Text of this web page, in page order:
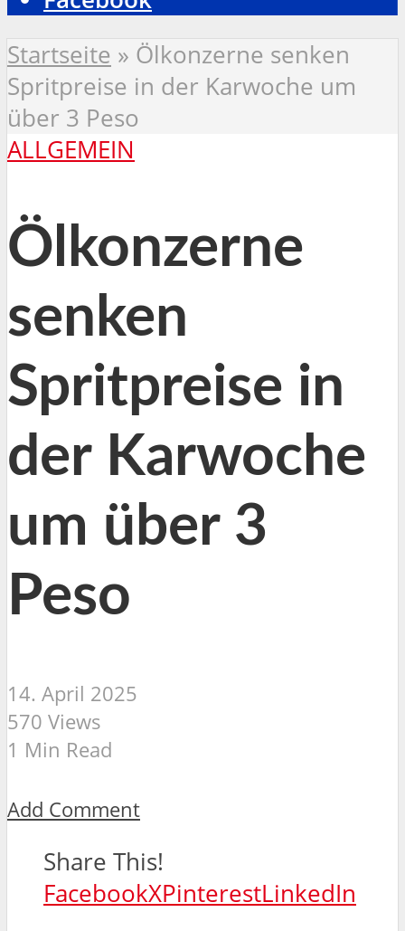
Startseite » Ölkonzerne senken
Spritpreise in der Karwoche um
über 3 Peso
ALLGEMEIN
Ölkonzerne
senken
Spritpreise in
der Karwoche
um über 3
Peso
14. April 2025
570 Views
1 Min Read
Add Comment
Share This!
FacebookXPinterestLinkedIn